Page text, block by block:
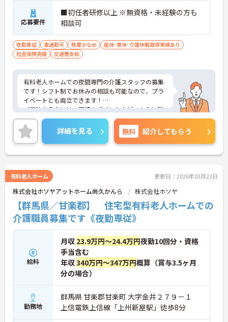
応募要件
■初任者研修以上 ※無資格・未経験の方も
相談可
夜勤専従 車通勤可 残業少なめ
産休･育休･介護休暇取得実績あり
社会保険完備
交通費支給
有料老人ホームでの夜間専門の介護スタッフの募集
です！シフト制でお休みの相談も可能なので、プラ
イベートとも両立できます！
ご興味ある方には、面接のポイントなど、さらに詳
細をお話致しますのでお気軽にご相談ください。
詳細を見る 無料 紹介してもらう
有料老人ホーム 更新日：2026年03月23日
株式会社ホソヤアットホーム尚久かんら 株式会社ホソヤ
【群馬県／甘楽郡】 住宅型有料老人ホームでの
介護職員募集です《夜勤専従》
給料
月収 23.9万円～24.4万円夜勤10回分・資格
手当含む
年収340万円～347万円概算（賞与3.5ヶ月
分の場合）
勤務地
群馬県 甘楽郡甘楽町 大字金井２７９－１
上信電鉄上信線「上州新屋駅」徒歩8分